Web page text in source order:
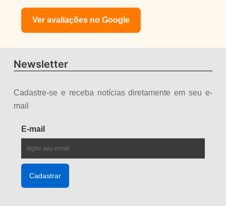
Ver avaliações no Google
Newsletter
Cadastre-se e receba notícias diretamente em seu e-
mail
E-mail